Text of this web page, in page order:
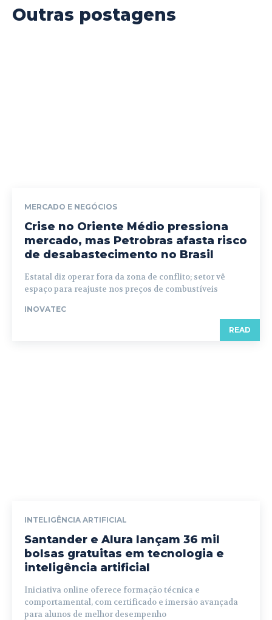
Outras postagens
MERCADO E NEGÓCIOS
Crise no Oriente Médio pressiona
mercado, mas Petrobras afasta risco
de desabastecimento no Brasil
Estatal diz operar fora da zona de conflito; setor vê
espaço para reajuste nos preços de combustíveis
INOVATEC
READ
INTELIGÊNCIA ARTIFICIAL
Santander e Alura lançam 36 mil
bolsas gratuitas em tecnologia e
inteligência artificial
Iniciativa online oferece formação técnica e
comportamental, com certificado e imersão avançada
para alunos de melhor desempenho